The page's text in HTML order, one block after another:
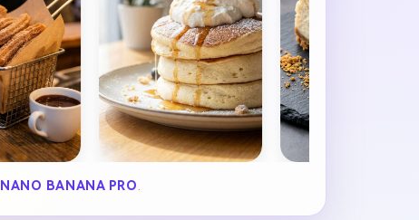
NANO BANANA PRO